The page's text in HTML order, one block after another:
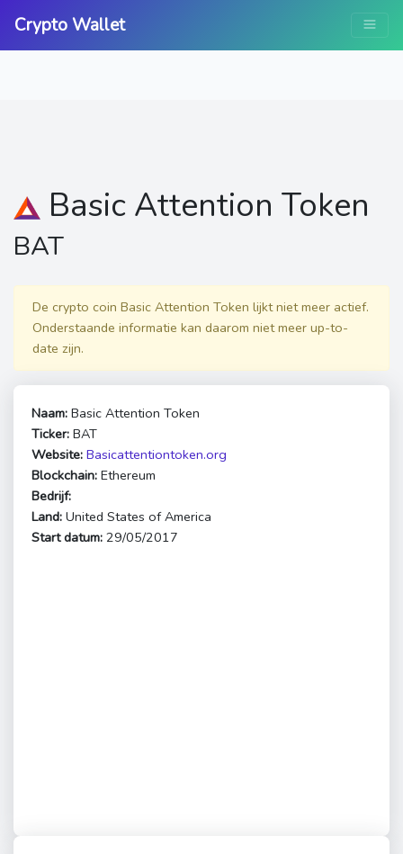
Crypto Wallet
Basic Attention Token
BAT
De crypto coin Basic Attention Token lijkt niet meer actief.
Onderstaande informatie kan daarom niet meer up-to-
date zijn.
Naam: Basic Attention Token
Ticker: BAT
Website: Basicattentiontoken.org
Blockchain: Ethereum
Bedrijf:
Land: United States of America
Start datum: 29/05/2017